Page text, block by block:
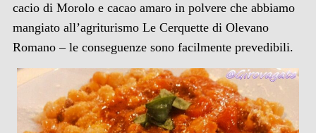
cacio di Morolo e cacao amaro in polvere che abbiamo
mangiato all’agriturismo Le Cerquette di Olevano
Romano – le conseguenze sono facilmente prevedibili.